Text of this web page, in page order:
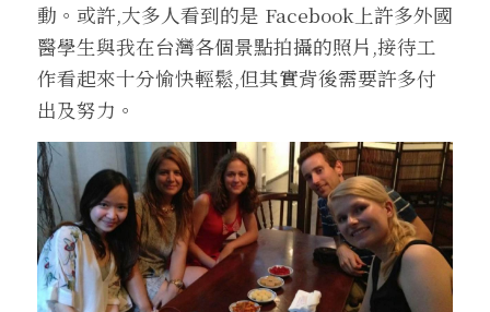
動。或許,大多人看到的是 Facebook上許多外國
醫學生與我在台灣各個景點拍攝的照片,接待工
作看起來十分愉快輕鬆,但其實背後需要許多付
出及努力。